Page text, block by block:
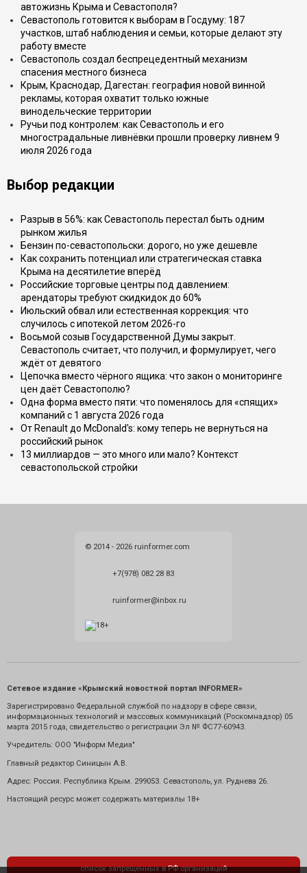
автожизнь Крыма и Севастополя?
Севастополь готовится к выборам в Госдуму: 187
участков, штаб наблюдения и семьи, которые делают эту
работу вместе
Севастополь создал беспрецедентный механизм
спасения местного бизнеса
Крым, Краснодар, Дагестан: география новой винной
рекламы, которая охватит только южные
винодельческие территории
Ручьи под контролем: как Севастополь и его
многострадальные ливнёвки прошли проверку ливнем 9
июля 2026 года
Выбор редакции
Разрыв в 56%: как Севастополь перестал быть одним
рынком жилья
Бензин по-севастопольски: дорого, но уже дешевле
Как сохранить потенциал или стратегическая ставка
Крыма на десятилетие вперёд
Российские торговые центры под давлением:
арендаторы требуют скидкидок до 60%
Июльский обвал или естественная коррекция: что
случилось с ипотекой летом 2026-го
Восьмой созыв Государственной Думы закрыт.
Севастополь считает, что получил, и формулирует, чего
ждёт от девятого
Цепочка вместо чёрного ящика: что закон о мониторинге
цен даёт Севастополю?
Одна форма вместо пяти: что поменялось для «спящих»
компаний с 1 августа 2026 года
От Renault до McDonald's: кому теперь не вернуться на
российский рынок
13 миллиардов — это много или мало? Контекст
севастопольской стройки
© 2014 - 2026 ruinformer.com
+7(978) 082 28 83
ruinformer@inbox.ru
Сетевое издание «Крымский новостной портал INFORMER»
Зарегистрировано Федеральной службой по надзору в сфере связи,
информационных технологий и массовых коммуникаций (Роскомнадзор) 05
марта 2015 года, свидетельство о регистрации Эл № ФС77-60943.
Учредитель: ООО "Информ Медиа"
Главный редактор Синицын А.В.
Адрес: Россия. Республика Крым. 299053. Севастополь, ул. Руднева 26.
Настоящий ресурс может содержать материалы 18+
список запрещенных в РФ организаций